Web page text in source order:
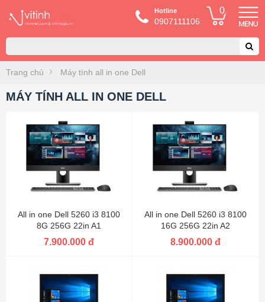
Hotline
0907111106
0
Trang chủ Máy tính all in one Dell
MÁY TÍNH ALL IN ONE DELL
All in one Dell 5260 i3 8100
8G 256G 22in A1
7.900.000 đ
All in one Dell 5260 i3 8100
16G 256G 22in A2
8.900.000 đ